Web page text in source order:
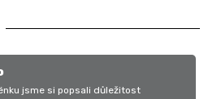
jsme si popsali důležitost